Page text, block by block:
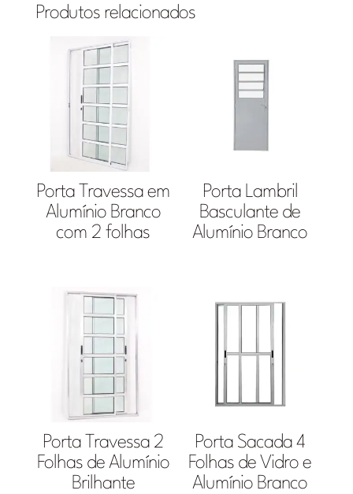
Produtos relacionados
Porta Travessa em
Alumínio Branco
com 2 folhas
Porta Lambril
Basculante de
Alumínio Branco
Porta Travessa 2
Folhas de Alumínio
Brilhante
Porta Sacada 4
Folhas de Vidro e
Alumínio Branco